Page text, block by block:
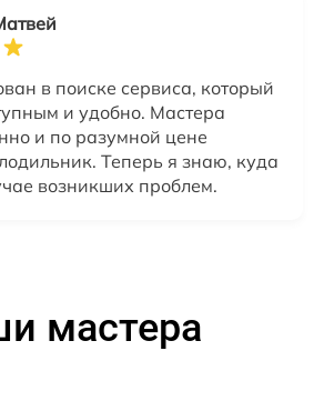
в поиске сервиса, который
и удобно. Мастера
и по разумной цене
Теперь я знаю, куда
возникших проблем.
мастера